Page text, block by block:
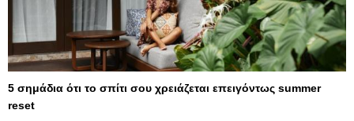
5 σημάδια ότι το σπίτι σου χρειάζεται επειγόντως summer
reset